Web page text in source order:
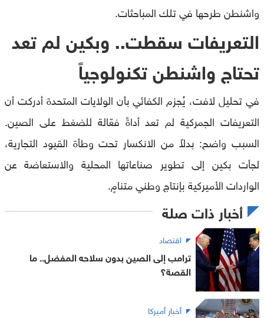
واشنطن طرحها في تلك المباحثات.
التعريفات سقطت.. وبكين لم تعد
تحتاج واشنطن تكنولوجياً
في تحليل لافت، يُجزم الكفائي بأن الولايات المتحدة أدركت أن
التعريفات الجمركية لم تعد أداةً فعّالة للضغط على الصين.
السبب واضح: بدلاً من الانكسار تحت وطأة القيود التجارية،
لجأت بكين إلى تطوير صناعاتها المحلية والاستعاضة عن
الواردات الأميركية بإنتاج وطني متنامٍ.
أخبار ذات صلة
اقتصاد
ترامب إلى الصين بدون سلاحه المفضل.. ما
القصة؟
أخبار أميركا